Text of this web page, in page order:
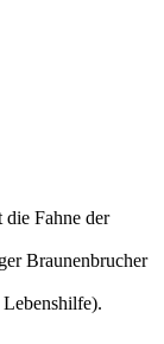
Fahne der
Braunenbrucher